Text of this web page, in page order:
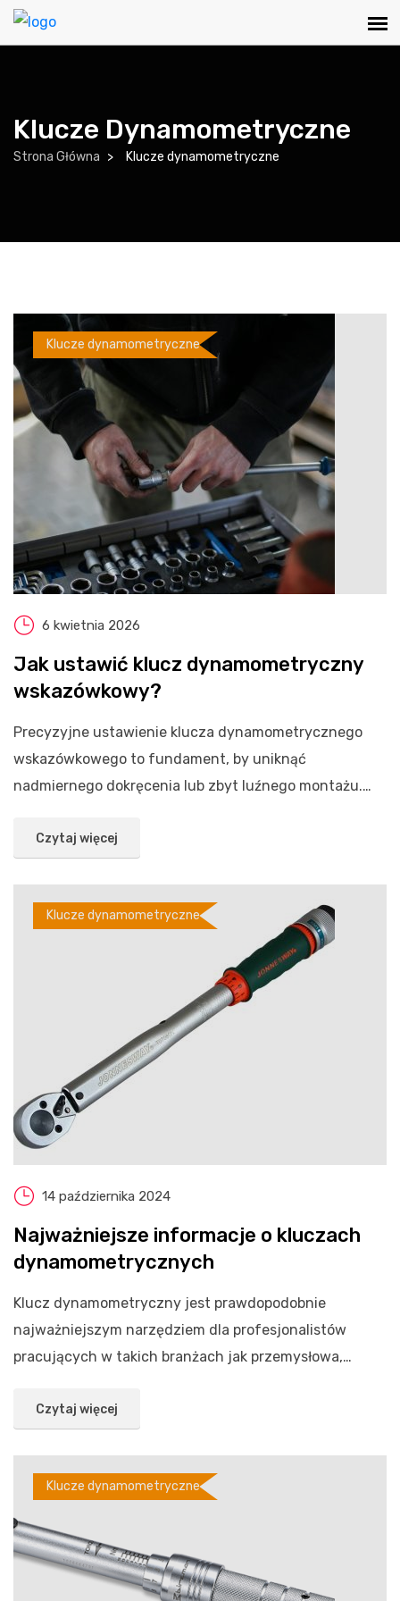
Klucze Dynamometryczne
Strona Główna Klucze dynamometryczne
Klucze dynamometryczne
6 kwietnia 2026
Jak ustawić klucz dynamometryczny
wskazówkowy?
​Precyzyjne ustawienie klucza dynamometrycznego
wskazówkowego to fundament, by uniknąć
nadmiernego dokręcenia lub zbyt luźnego montażu.
Czytaj więcej
Klucze dynamometryczne
14 października 2024
Najważniejsze informacje o kluczach
dynamometrycznych
Klucz dynamometryczny jest prawdopodobnie
najważniejszym narzędziem dla profesjonalistów
pracujących w takich branżach jak przemysłowa,
Czytaj więcej
Klucze dynamometryczne